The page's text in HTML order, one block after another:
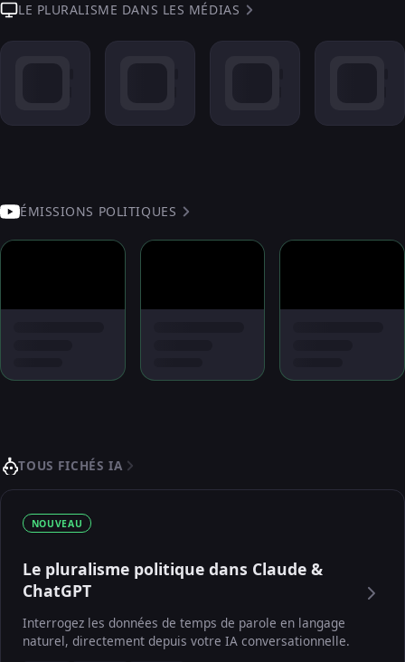
LE PLURALISME DANS LES MÉDIAS
ÉMISSIONS POLITIQUES
TOUS FICHÉS IA
NOUVEAU
Le pluralisme politique dans Claude &
ChatGPT
Interrogez les données de temps de parole en langage
naturel, directement depuis votre IA conversationnelle.